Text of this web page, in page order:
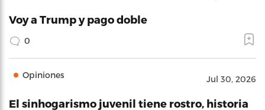
Voy a Trump y pago doble
0
Opiniones Jul 30, 2026
El sinhogarismo juvenil tiene rostro, historia